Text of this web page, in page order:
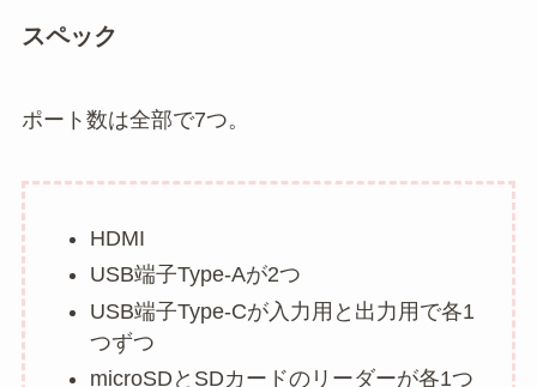
スペック
ポート数は全部で7つ。
HDMI
USB端子Type-Aが2つ
USB端子Type-Cが入力用と出力用で各1
つずつ
microSDとSDカードのリーダーが各1つ